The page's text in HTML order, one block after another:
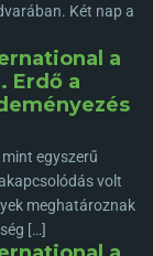
Két nap a
a
Erdő a
egyszerű
volt
meghatároznak
[…]